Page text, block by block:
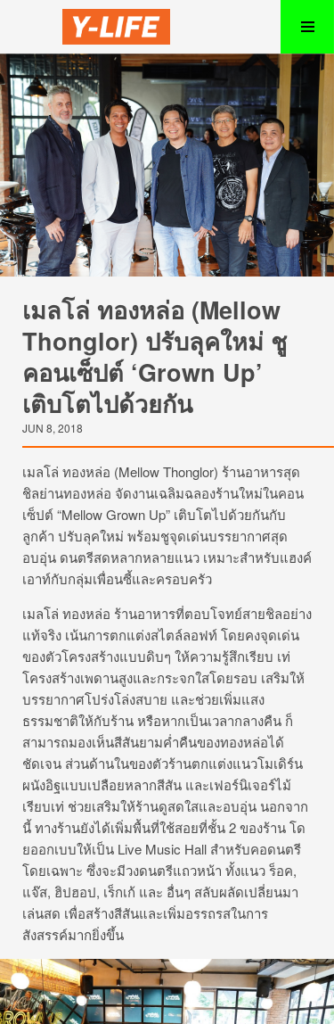
เมลโล่ ทองหล่อ (Mellow
Thonglor) ปรับลุคใหม่ ชู
คอนเซ็ปต์ ‘Grown Up’
เติบโตไปด้วยกัน
JUN 8, 2018
เมลโล่ ทองหล่อ (Mellow Thonglor) ร้านอาหารสุด
ชิลย่านทองหล่อ จัดงานเฉลิมฉลองร้านใหม่ในคอน
เซ็ปต์ “Mellow Grown Up” เติบโตไปด้วยกันกับ
ลูกค้า ปรับลุคใหม่ พร้อมชูจุดเด่นบรรยากาศสุด
อบอุ่น ดนตรีสดหลากหลายแนว เหมาะสำหรับแฮงค์
เอาท์กับกลุ่มเพื่อนซี้และครอบครัว
เมลโล่ ทองหล่อ ร้านอาหารที่ตอบโจทย์สายชิลอย่าง
แท้จริง เน้นการตกแต่งสไตล์ลอฟท์ โดยคงจุดเด่น
ของตัวโครงสร้างแบบดิบๆ ให้ความรู้สึกเรียบ เท่
โครงสร้างเพดานสูงและกระจกใสโดยรอบ เสริมให้
บรรยากาศโปร่งโล่งสบาย และช่วยเพิ่มแสง
ธรรมชาติให้กับร้าน หรือหากเป็นเวลากลางคืน ก็
สามารถมองเห็นสีสันยามค่ำคืนของทองหล่อได้
ชัดเจน ส่วนด้านในของตัวร้านตกแต่งแนวโมเดิร์น
ผนังอิฐแบบเปลือยหลากสีสัน และเฟอร์นิเจอร์ไม้
เรียบเท่ ช่วยเสริมให้ร้านดูสดใสและอบอุ่น นอกจาก
นี้ ทางร้านยังได้เพิ่มพื้นที่ใช้สอยที่ชั้น 2 ของร้าน โด
ยออกเบบให้เป็น Live Music Hall สำหรับคอดนตรี
โดยเฉพาะ ซึ่งจะมีวงดนตรีแถวหน้า ทั้งแนว ร็อค,
แจ๊ส, ฮิปฮอป, เร็กเก้ และ อื่นๆ สลับผลัดเปลี่ยนมา
เล่นสด เพื่อสร้างสีสันและเพิ่มอรรถรสในการ
สังสรรค์มากยิ่งขึ้น